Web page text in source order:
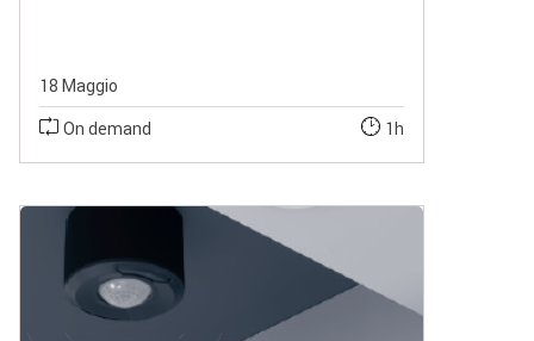
18 Maggio
On demand
1h